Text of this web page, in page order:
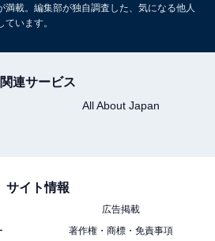
施設のため。周辺の「ふるさと
用ください）
の人気日帰り温泉】「たかすみ温
満載。編集部が独自調査した、気になる他人
います。
関連サービス
All About Japan
サイト情報
広告掲載
著作権・商標・免責事項